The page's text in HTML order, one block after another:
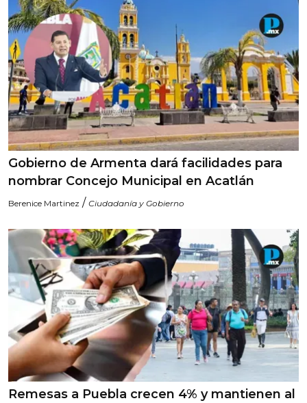
Gobierno de Armenta dará facilidades para
nombrar Concejo Municipal en Acatlán
Berenice Martinez / Ciudadanía y Gobierno
Remesas a Puebla crecen 4% y mantienen al